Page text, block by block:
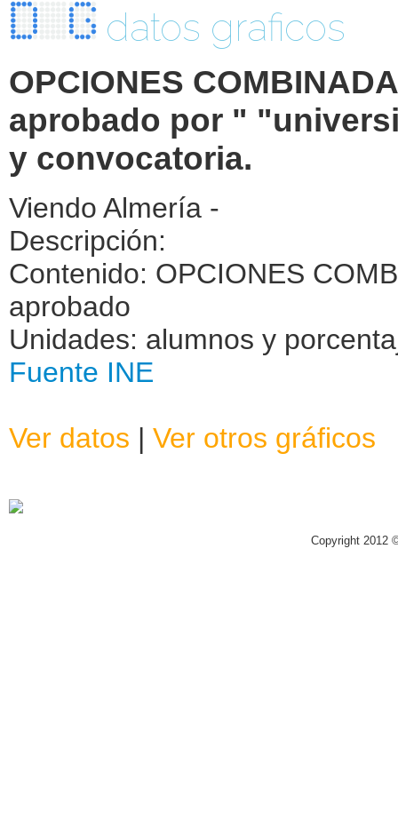
datos graficos
OPCIONES
aprobado por "
y convocatoria.
Viendo Almería -
Descripción:
Contenido: OPCIONES
aprobado
Unidades: alumnos y
Fuente INE
Ver datos | Ver otros gráficos
Copyright 2012